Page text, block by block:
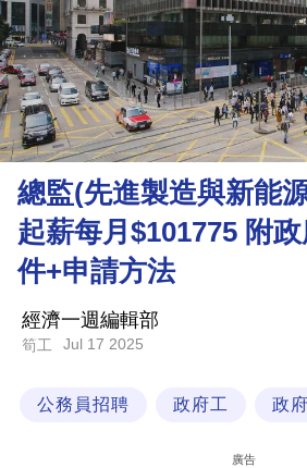
投
資
樓
市
理
財
商
業
科
技
總監(先進製造與新能
起薪每月$101775 附
件+申請方法
經濟一週編輯部
筍工 Jul 17 2025
公務員招聘 政府工 政
廣告